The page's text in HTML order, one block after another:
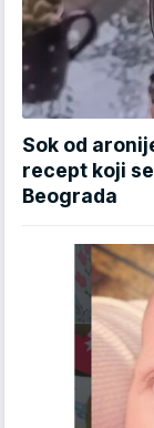
Sok od
recept koji
Beograda